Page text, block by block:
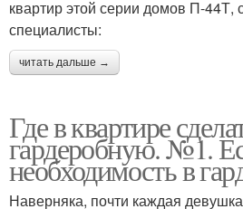
квартир этой серии домов П-44Т,
специалисты:
читать дальше →
Где в квартире
гардеробную. №1.
необходимость в
Наверняка, почти каждая